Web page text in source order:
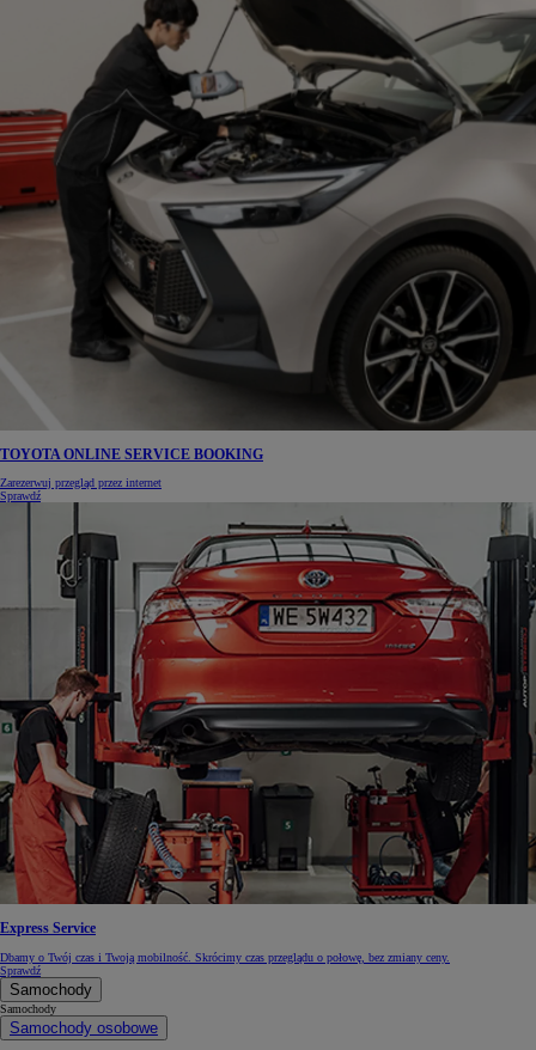
TOYOTA ONLINE SERVICE BOOKING
Zarezerwuj przegląd przez internet
Sprawdź
Express Service
Dbamy o Twój czas i Twoją mobilność. Skrócimy czas przeglądu o połowę, bez zmiany ceny.
Sprawdź
Samochody
Samochody
Samochody osobowe